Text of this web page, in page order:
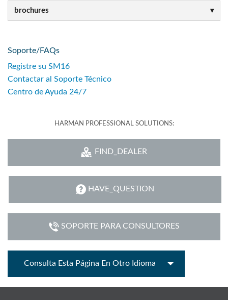
brochures
Soporte/FAQs
Registre su SM16
Contactar al Soporte Técnico
Centro de Ayuda 24/7
HARMAN PROFESSIONAL SOLUTIONS:
FIND_DEALER
HAVE_QUESTION
SOPORTE PARA CONSULTORES
Consulta Esta Página En Otro Idioma